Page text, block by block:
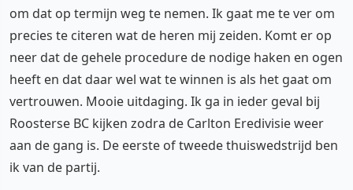
om dat op termijn weg te nemen. Ik gaat me te ver om
precies te citeren wat de heren mij zeiden. Komt er op
neer dat de gehele procedure de nodige haken en ogen
heeft en dat daar wel wat te winnen is als het gaat om
vertrouwen. Mooie uitdaging. Ik ga in ieder geval bij
Roosterse BC kijken zodra de Carlton Eredivisie weer
aan de gang is. De eerste of tweede thuiswedstrijd ben
ik van de partij.